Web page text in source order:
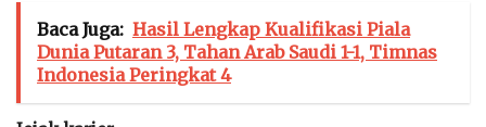
Baca Juga: Hasil Lengkap Kualifikasi Piala
Dunia Putaran 3, Tahan Arab Saudi 1-1, Timnas
Indonesia Peringkat 4